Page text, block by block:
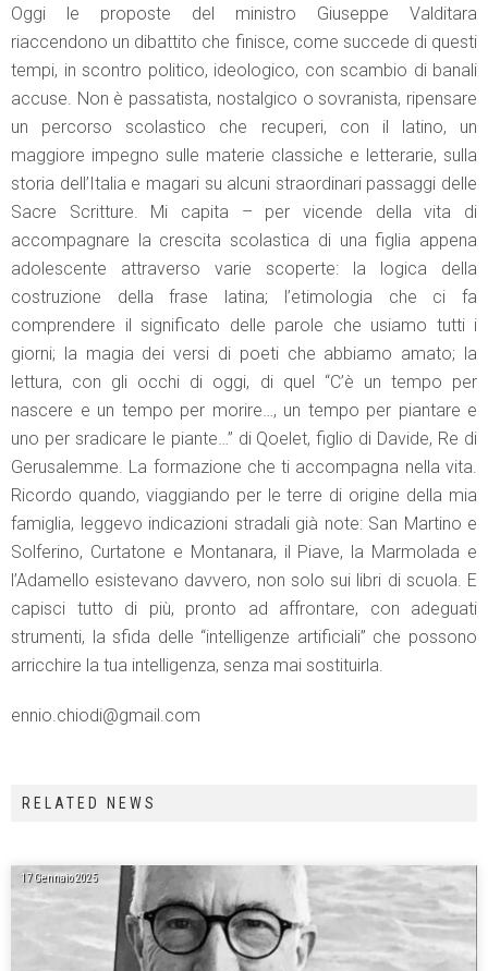
Oggi le proposte del ministro Giuseppe Valditara
riaccendono un dibattito che finisce, come succede di questi
tempi, in scontro politico, ideologico, con scambio di banali
accuse. Non è passatista, nostalgico o sovranista, ripensare
un percorso scolastico che recuperi, con il latino, un
maggiore impegno sulle materie classiche e letterarie, sulla
storia dell’Italia e magari su alcuni straordinari passaggi delle
Sacre Scritture. Mi capita – per vicende della vita di
accompagnare la crescita scolastica di una figlia appena
adolescente attraverso varie scoperte: la logica della
costruzione della frase latina; l’etimologia che ci fa
comprendere il significato delle parole che usiamo tutti i
giorni; la magia dei versi di poeti che abbiamo amato; la
lettura, con gli occhi di oggi, di quel “C’è un tempo per
nascere e un tempo per morire…, un tempo per piantare e
uno per sradicare le piante…” di Qoelet, figlio di Davide, Re di
Gerusalemme. La formazione che ti accompagna nella vita.
Ricordo quando, viaggiando per le terre di origine della mia
famiglia, leggevo indicazioni stradali già note: San Martino e
Solferino, Curtatone e Montanara, il Piave, la Marmolada e
l’Adamello esistevano davvero, non solo sui libri di scuola. E
capisci tutto di più, pronto ad affrontare, con adeguati
strumenti, la sfida delle “intelligenze artificiali” che possono
arricchire la tua intelligenza, senza mai sostituirla.
ennio.chiodi@gmail.com
RELATED NEWS
17 Gennaio 2025